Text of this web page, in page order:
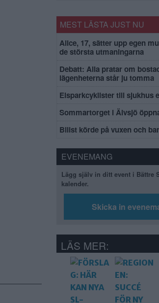
MEST LÄSTA JUST NU
Alice, 17, sätter upp egen
de största utmaningarna
Debatt: Alla pratar om
lägenheterna står ju tomma
Elsparkcyklister till sjukhus
Sommartorget i Älvsjö
Bilist körde på vuxen och
EVENEMANG
Lägg själv in ditt event i Bättre
kalender.
Skicka in
LÄS MER: